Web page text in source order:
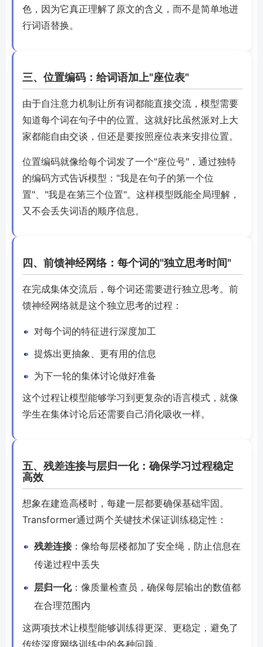
色，因为它真正理解了原文的含义，而不是简单地进
行词语替换。
三、位置编码：给词语加上"座位表"
由于自注意力机制让所有词都能直接交流，模型需要
知道每个词在句子中的位置。这就好比虽然派对上大
家都能自由交谈，但还是要按照座位表来安排位置。
位置编码就像给每个词发了一个"座位号"，通过独特
的编码方式告诉模型："我是在句子的第一个位
置"、"我是在第三个位置"。这样模型既能全局理解，
又不会丢失词语的顺序信息。
四、前馈神经网络：每个词的"独立思考时间"
在完成集体交流后，每个词还需要进行独立思考。前
馈神经网络就是这个独立思考的过程：
对每个词的特征进行深度加工
提炼出更抽象、更有用的信息
为下一轮的集体讨论做好准备
这个过程让模型能够学习到更复杂的语言模式，就像
学生在集体讨论后还需要自己消化吸收一样。
五、残差连接与层归一化：确保学习过程稳定
高效
想象在建造高楼时，每建一层都要确保基础牢固。
Transformer通过两个关键技术保证训练稳定性：
残差连接：像给每层楼都加了安全绳，防止信息在
传递过程中丢失
层归一化：像质量检查员，确保每层输出的数值都
在合理范围内
这两项技术让模型能够训练得更深、更稳定，避免了
传统深度网络训练中的各种问题。